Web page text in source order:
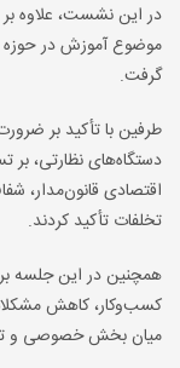
در این نشست، علاوه
موضوع آموزش در حوزه
گرفت.
طرفین با تأکید بر
دستگاه‌های نظارتی، بر
اقتصادی قانون‌مدار،
تخلفات تأکید کردند.
همچنین در این جلسه
کسب‌وکار، کاهش
میان بخش خصوصی و